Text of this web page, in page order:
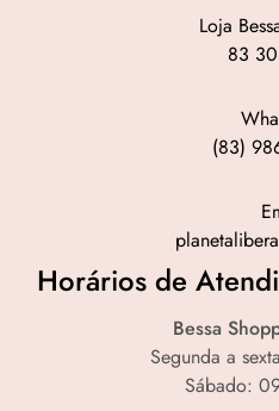
Loja
83
(83)
Horários de
Bessa
Segunda a
Sábado: